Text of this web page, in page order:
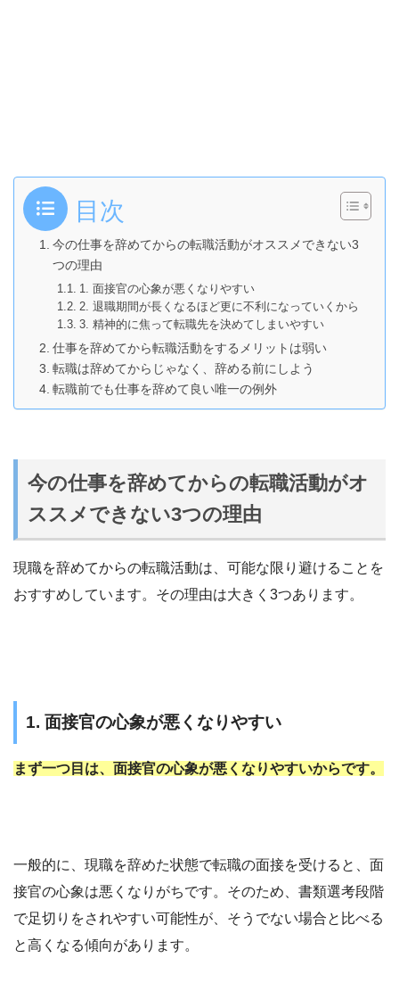
目次
今の仕事を辞めてからの転職活動がオススメできない3
つの理由
1. 面接官の心象が悪くなりやすい
2. 退職期間が長くなるほど更に不利になっていくから
3. 精神的に焦って転職先を決めてしまいやすい
仕事を辞めてから転職活動をするメリットは弱い
転職は辞めてからじゃなく、辞める前にしよう
転職前でも仕事を辞めて良い唯一の例外
今の仕事を辞めてからの転職活動がオ
ススメできない3つの理由
現職を辞めてからの転職活動は、可能な限り避けることを
おすすめしています。その理由は大きく3つあります。
1. 面接官の心象が悪くなりやすい
まず一つ目は、面接官の心象が悪くなりやすいからです。
一般的に、現職を辞めた状態で転職の面接を受けると、面
接官の心象は悪くなりがちです。そのため、書類選考段階
で足切りをされやすい可能性が、そうでない場合と比べる
と高くなる傾向があります。